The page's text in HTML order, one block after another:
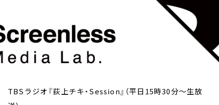
TBSラジオ『荻上チキ・Session』（平日15時30分～生放